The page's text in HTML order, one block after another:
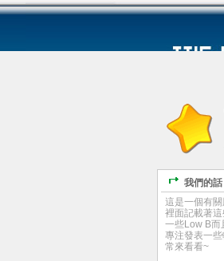
我們的話
這是一個有
裡面記載著
一些Low B而
專注發表一
常來看看~